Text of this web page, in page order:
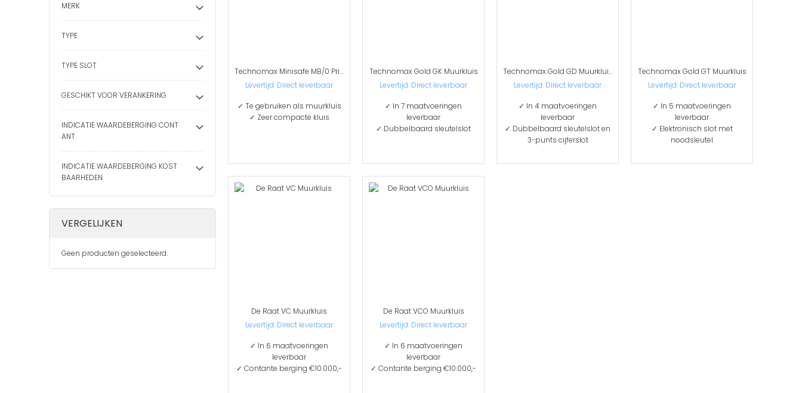
MERK
TYPE
TYPE SLOT
GESCHIKT VOOR VERANKERING
INDICATIE WAARDEBERGING CONT
ANT
INDICATIE WAARDEBERGING KOST
BAARHEDEN
VERGELIJKEN
Geen producten geselecteerd.
Technomax Minisafe MB/0 Privékluis
Levertijd: Direct leverbaar
✓ Te gebruiken als muurkluis
✓ Zeer compacte kluis
Technomax Gold GK Muurkluis
Levertijd: Direct leverbaar
✓ In 7 maatvoeringen
leverbaar
✓ Dubbelbaard sleutelslot
Technomax Gold GD Muurkluis
Levertijd: Direct leverbaar
✓ In 4 maatvoeringen
leverbaar
✓ Dubbelbaard sleutelslot en
3-punts cijferslot
Technomax Gold GT Muurkluis
Levertijd: Direct leverbaar
✓ In 5 maatvoeringen
leverbaar
✓ Elektronisch slot met
noodsleutel
De Raat VC Muurkluis
Levertijd: Direct leverbaar
✓ In 6 maatvoeringen
leverbaar
✓ Contante berging €10.000,-
De Raat VCO Muurkluis
Levertijd: Direct leverbaar
✓ In 6 maatvoeringen
leverbaar
✓ Contante berging €10.000,-